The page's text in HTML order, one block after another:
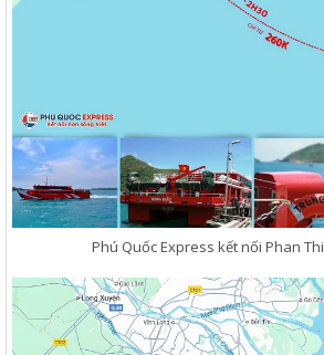
Phú Quốc Express kết nối Phan